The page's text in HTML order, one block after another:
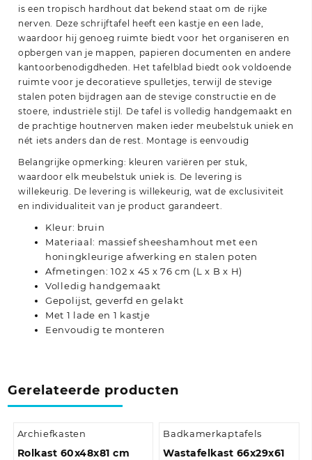
is een tropisch hardhout dat bekend staat om de rijke
nerven. Deze schrijftafel heeft een kastje en een lade,
waardoor hij genoeg ruimte biedt voor het organiseren en
opbergen van je mappen, papieren documenten en andere
kantoorbenodigdheden. Het tafelblad biedt ook voldoende
ruimte voor je decoratieve spulletjes, terwijl de stevige
stalen poten bijdragen aan de stevige constructie en de
stoere, industriële stijl. De tafel is volledig handgemaakt en
de prachtige houtnerven maken ieder meubelstuk uniek en
nét iets anders dan de rest. Montage is eenvoudig
Belangrijke opmerking: kleuren variëren per stuk,
waardoor elk meubelstuk uniek is. De levering is
willekeurig. De levering is willekeurig, wat de exclusiviteit
en individualiteit van je product garandeert.
Kleur: bruin
Materiaal: massief sheeshamhout met een
honingkleurige afwerking en stalen poten
Afmetingen: 102 x 45 x 76 cm (L x B x H)
Volledig handgemaakt
Gepolijst, geverfd en gelakt
Met 1 lade en 1 kastje
Eenvoudig te monteren
Gerelateerde producten
Archiefkasten
Rolkast 60x48x81 cm
Badkamerkaptafels
Wastafelkast 66x29x61